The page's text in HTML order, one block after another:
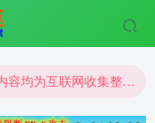
仅限于学习研究，切勿用于商业用途。
仅限于学习研究，切勿用于商业用途。
仅限于学习研究，切勿用于商业用途。